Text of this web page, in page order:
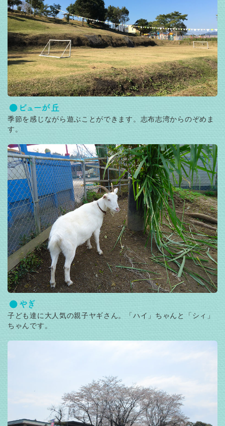
ビューが丘
季節を感じながら遊ぶことができます。志布志湾からのぞめま
す。
やぎ
子ども達に大人気の親子ヤギさん。「ハイ」ちゃんと「シィ」
ちゃんです。